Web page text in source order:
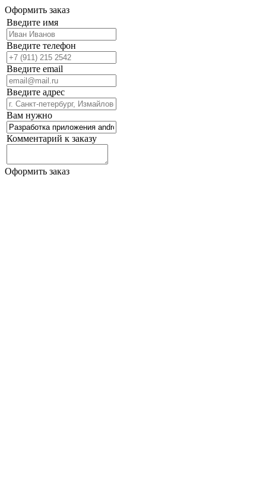
Оформить заказ
Введите имя
Введите телефон
Введите email
Введите адрес
Вам нужно
Комментарий к заказу
Оформить заказ